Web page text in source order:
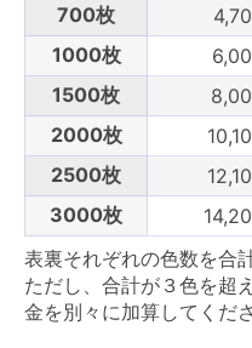
700枚
1000枚
1500枚
2000枚
2500枚
3000枚
表裏それぞれの色数を合
ただし、合計が３色を超
金を別々に加算してくださ